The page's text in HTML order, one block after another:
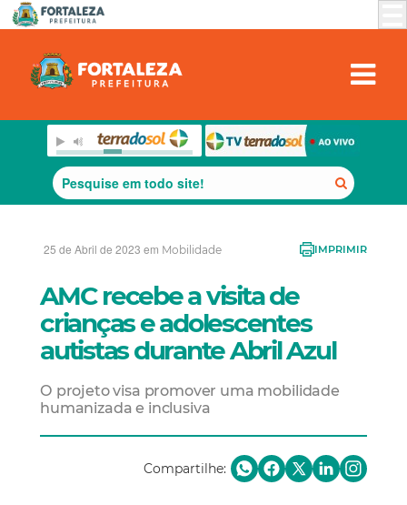
25 de Abril de 2023 em Mobilidade IMPRIMIR
AMC recebe a visita de
crianças e adolescentes
autistas durante Abril Azul
O projeto visa promover uma mobilidade
humanizada e inclusiva
Compartilhe: